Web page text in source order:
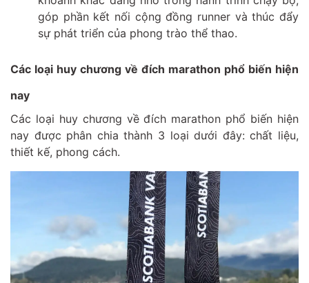
góp phần kết nối cộng đồng runner và thúc đẩy
sự phát triển của phong trào thể thao.
Các loại huy chương về đích marathon phổ biến hiện
nay
Các loại huy chương về đích marathon phổ biến hiện
nay được phân chia thành 3 loại dưới đây: chất liệu,
thiết kế, phong cách.